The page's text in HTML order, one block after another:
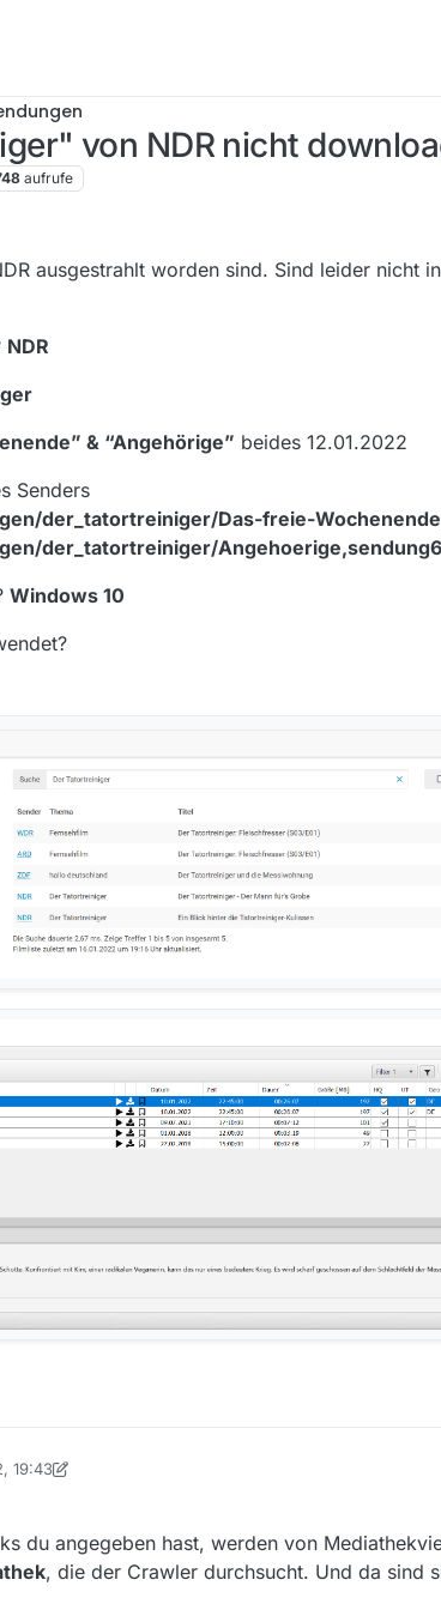
von NDR nicht
aufrufe
ausgestrahlt worden sind. Sind leider nicht
NDR
& “Angehörige” beides 12.01.2022
Senders
der_tatortreiniger/Das-freie-
der_tatortreiniger/
Windows 10
19:43
Benutzer
du angegeben hast, werden von
, die der Crawler durchsucht. Und da sind